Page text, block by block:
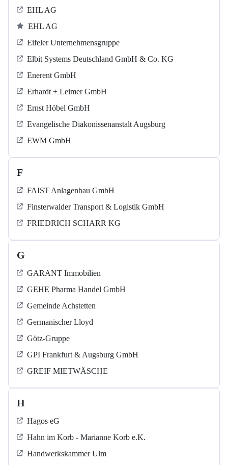
EHL AG
EHL AG
Eifeler Unternehmensgruppe
Elbit Systems Deutschland GmbH & Co. KG
Enerent GmbH
Erhardt + Leimer GmbH
Ernst Höbel GmbH
Evangelische Diakonissenanstalt Augsburg
EWM GmbH
F
FAIST Anlagenbau GmbH
Finsterwalder Transport & Logistik GmbH
FRIEDRICH SCHARR KG
G
GARANT Immobilien
GEHE Pharma Handel GmbH
Gemeinde Achstetten
Germanischer Lloyd
Götz-Gruppe
GPI Frankfurt & Augsburg GmbH
GREIF MIETWÄSCHE
H
Hagos eG
Hahn im Korb - Marianne Korb e.K.
Handwerkskammer Ulm